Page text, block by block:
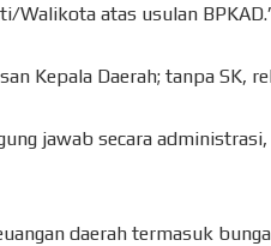
Walikota atas usulan
Kepala Daerah; tanpa SK,
jawab secara
daerah termasuk